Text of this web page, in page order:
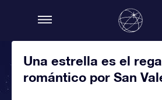
Una estrella es el
romántico por San